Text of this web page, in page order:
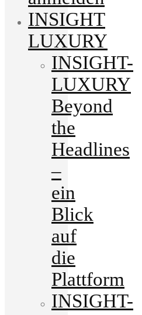
INSIGHT
LUXURY
INSIGHT-
LUXURY
Beyond
the
Headlines
–
ein
Blick
auf
die
Plattform
INSIGHT-